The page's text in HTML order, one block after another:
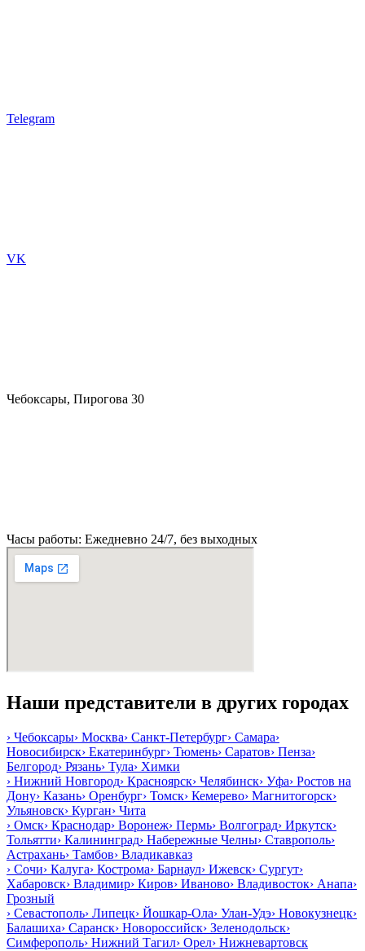
Telegram
VK
Чебоксары, Пирогова 30
Часы работы: Ежедневно 24/7, без выходных
Наши представители в других городах
› Чебоксары› Москва› Санкт-Петербург› Самара›
Новосибирск› Екатеринбург› Тюмень› Саратов› Пенза›
Белгород› Рязань› Тула› Химки
› Нижний Новгород› Красноярск› Челябинск› Уфа› Ростов на
Дону› Казань› Оренбург› Томск› Кемерево› Магнитогорск›
Ульяновск› Курган› Чита
› Омск› Краснодар› Воронеж› Пермь› Волгоград› Иркутск›
Тольятти› Калининград› Набережные Челны› Ставрополь›
Астрахань› Тамбов› Владикавказ
› Сочи› Калуга› Кострома› Барнаул› Ижевск› Сургут›
Хабаровск› Владимир› Киров› Иваново› Владивосток› Анапа›
Грозный
› Севастополь› Липецк› Йошкар-Ола› Улан-Удэ› Новокузнецк›
Балашиха› Саранск› Новороссийск› Зеленодольск›
Симферополь› Нижний Тагил› Орел› Нижневартовск